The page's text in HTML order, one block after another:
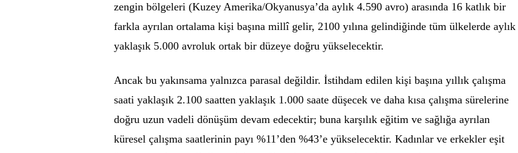
zengin bölgeleri (Kuzey Amerika/Okyanusya’da aylık 4.590 avro) arasında 16 katlık bir
farkla ayrılan ortalama kişi başına millî gelir, 2100 yılına gelindiğinde tüm ülkelerde aylık
yaklaşık 5.000 avroluk ortak bir düzeye doğru yükselecektir.
Ancak bu yakınsama yalnızca parasal değildir. İstihdam edilen kişi başına yıllık çalışma
saati yaklaşık 2.100 saatten yaklaşık 1.000 saate düşecek ve daha kısa çalışma sürelerine
doğru uzun vadeli dönüşüm devam edecektir; buna karşılık eğitim ve sağlığa ayrılan
küresel çalışma saatlerinin payı %11’den %43’e yükselecektir. Kadınlar ve erkekler eşit